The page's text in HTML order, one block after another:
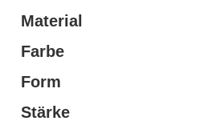
Material
Farbe
Form
Stärke